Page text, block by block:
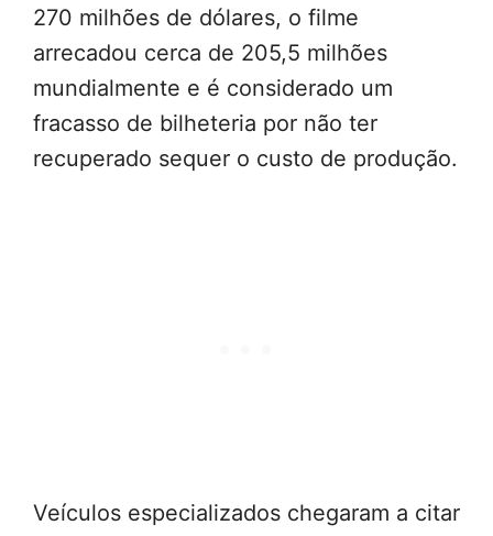
270 milhões de dólares, o filme
arrecadou cerca de 205,5 milhões
mundialmente e é considerado um
fracasso de bilheteria por não ter
recuperado sequer o custo de produção.
Veículos especializados chegaram a citar